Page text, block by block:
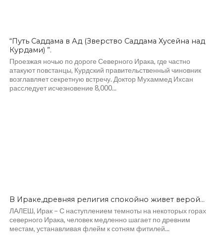
“Путь Саддама в Ад (Зверство Саддама Хусейна над
Курдами) ”.
Проезжая ночью по дороге Северного Ирака, где частно
атакуют повстанцы, Курдский правительственный чиновник
возглавляет секретную встречу. Доктор Мухаммед Ихсан
расследует исчезновение 8,000...
В Ираке,древняя религия спокойно живет верой…
ЛАЛЕШ, Ирак – С наступлением темноты на некоторых горах
северного Ирака, человек медленно шагает по древним
местам, устанавливая флейм к сотням фитилей...